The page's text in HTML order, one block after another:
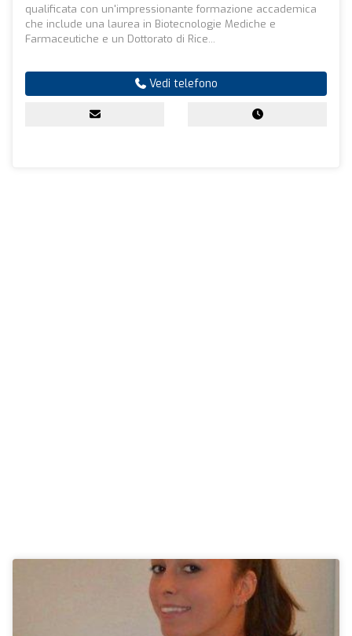
qualificata con un'impressionante formazione accademica
che include una laurea in Biotecnologie Mediche e
Farmaceutiche e un Dottorato di Rice...
Vedi telefono